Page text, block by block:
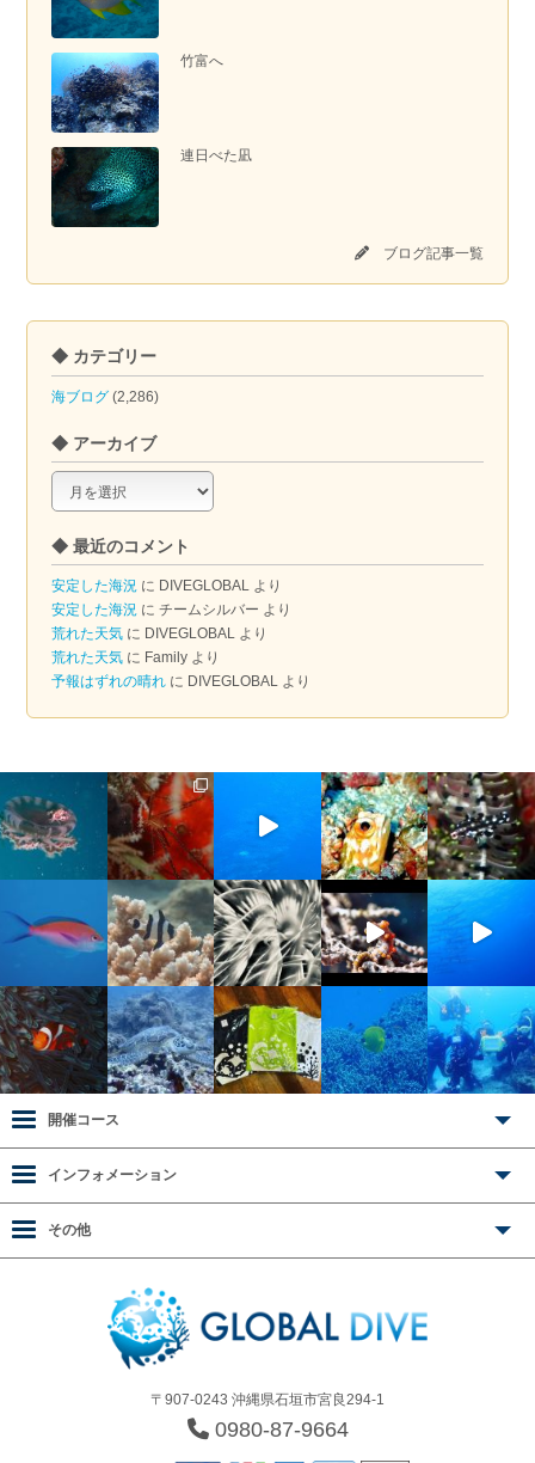
竹富へ
連日べた凪
ブログ記事一覧
◆ カテゴリー
海ブログ (2,286)
◆ アーカイブ
◆
ア
カ
イ
ブ
◆ 最近のコメント
安定した海況 に DIVEGLOBAL より
安定した海況 にチームシルバー より
荒れた天気 に DIVEGLOBAL より
荒れた天気 に Family より
予報はずれの晴れ に DIVEGLOBAL より
〒907-0243 沖縄県石垣市宮良294-1
0980-87-9664
開催コース
インフォメーション
その他